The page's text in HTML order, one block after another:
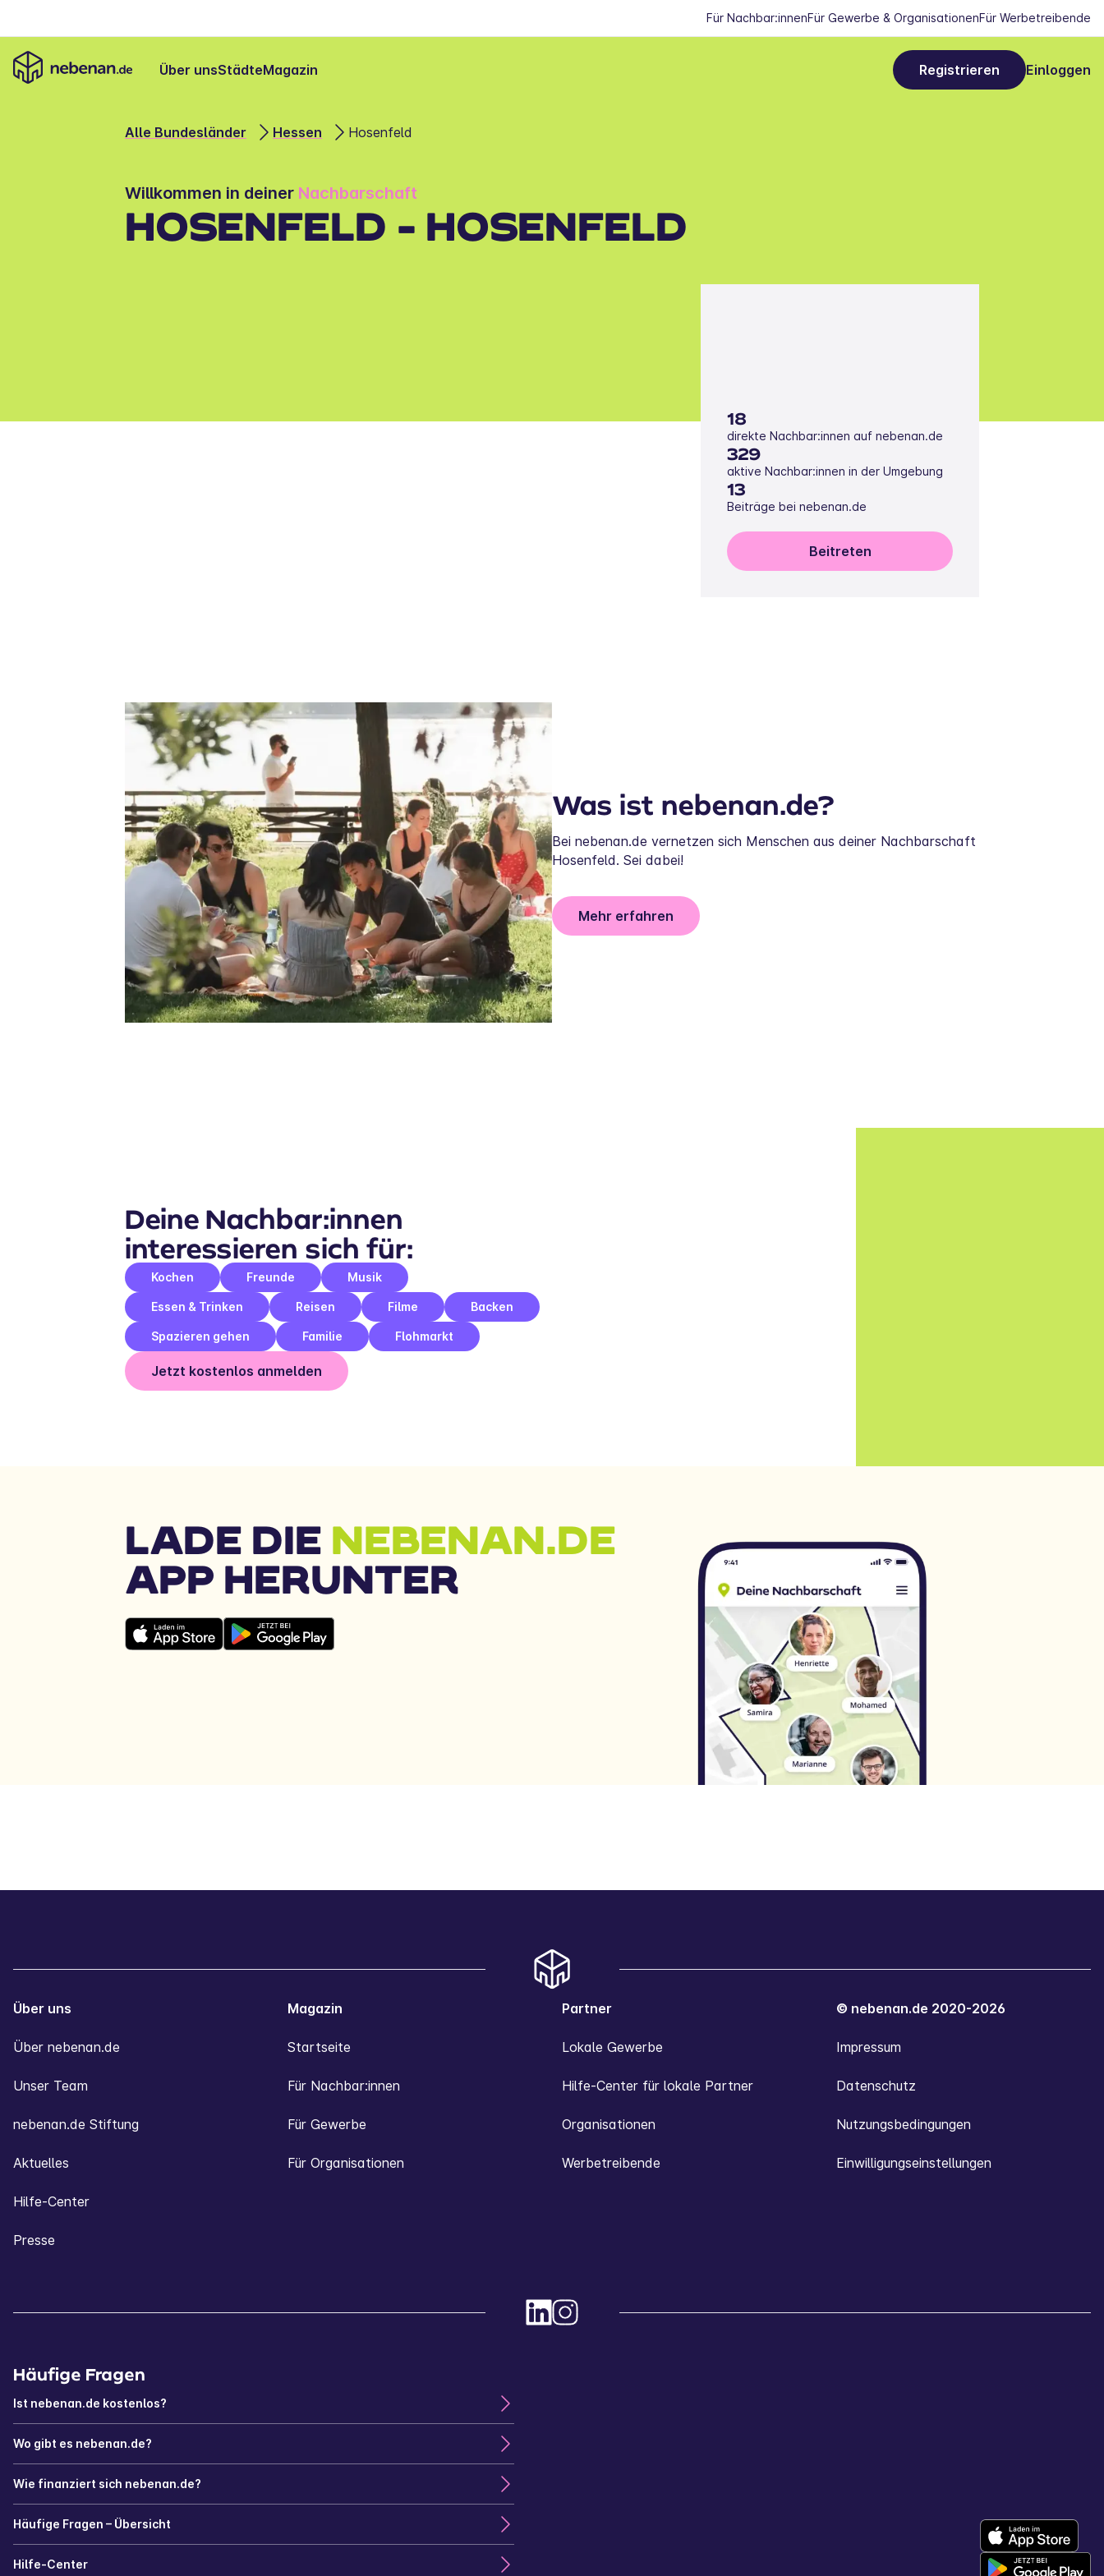
Für Nachbar:innenFür Gewerbe & OrganisationenFür Werbetreibende
Über unsStädteMagazin Registrieren Einloggen
Alle Bundesländer Hessen Hosenfeld
Willkommen in deiner Nachbarschaft
HOSENFELD - HOSENFELD
18
direkte Nachbar:innen auf nebenan.de
329
aktive Nachbar:innen in der Umgebung
13
Beiträge bei nebenan.de
Beitreten
Was ist nebenan.de?
Bei nebenan.de vernetzen sich Menschen aus deiner Nachbarschaft
Hosenfeld. Sei dabei!
Mehr erfahren
Deine Nachbar:innen
interessieren sich für:
Kochen Freunde Musik
Essen & Trinken Reisen Filme Backen
Spazieren gehen Familie Flohmarkt
Jetzt kostenlos anmelden
LADE DIE NEBENAN.DE
APP HERUNTER
Über uns
Über nebenan.de
Unser Team
nebenan.de Stiftung
Aktuelles
Hilfe-Center
Presse
Magazin
Startseite
Für Nachbar:innen
Für Gewerbe
Für Organisationen
Partner
Lokale Gewerbe
Hilfe-Center für lokale Partner
Organisationen
Werbetreibende
© nebenan.de 2020-2026
Impressum
Datenschutz
Nutzungsbedingungen
Einwilligungseinstellungen
Häufige Fragen
Ist nebenan.de kostenlos?
Wo gibt es nebenan.de?
Wie finanziert sich nebenan.de?
Häufige Fragen – Übersicht
Hilfe-Center